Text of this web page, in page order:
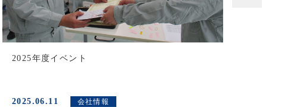
2025年度イベント
2025.06.11 会社情報